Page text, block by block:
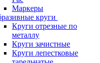
Маркеры
круги
Круги отрезные по
металлу
Круги зачистные
Круги лепестковые